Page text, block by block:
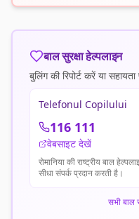
बाल सुरक्षा हेल्पलाइन
बुलिंग की रिपोर्ट करें या
Telefonul Copilului
116 111
वेबसाइट देखें
रोमानिया की राष्ट्रीय बाल
सीधा संपर्क प्रदान करती है।
सभी बाल